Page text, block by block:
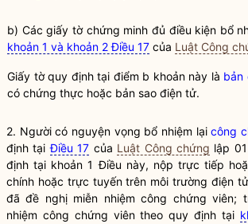
b) Các giấy tờ chứng minh đủ điều kiện bổ
khoản 1 và khoản 2 Điều 17 của Luật Công
Giấy tờ quy định tại điểm b khoản này là bản
có chứng thực hoặc bản sao điện tử.
2. Người có nguyện vọng bổ nhiệm lạicông
định tạiĐiều 17 của Luật Công chứng lập
định tại khoản 1 Điều này, nộp trực tiếp
chính hoặc trực tuyến trên môi trường điện
đã đề nghị miễn nhiệmcông chứng viên;
nhiệm công chứng viêntheo quy định tại